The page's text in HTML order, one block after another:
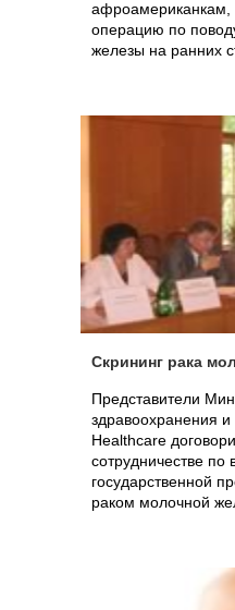
операцию по
железы на ранних
Скрининг рака
Представители
здравоохранения
Healthcare
сотрудничестве по
государственной
раком молочной